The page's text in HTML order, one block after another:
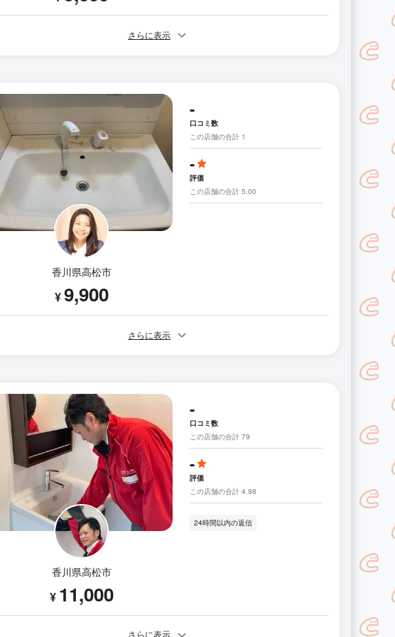
さらに表示
香川県高松市
¥9,900
-
口コミ数
この店舗の合計 1
-
評価
この店舗の合計 5.00
さらに表示
香川県高松市
¥ 11,000
-
口コミ数
この店舗の合計 79
-
評価
この店舗の合計 4.98
24時間以内の返信